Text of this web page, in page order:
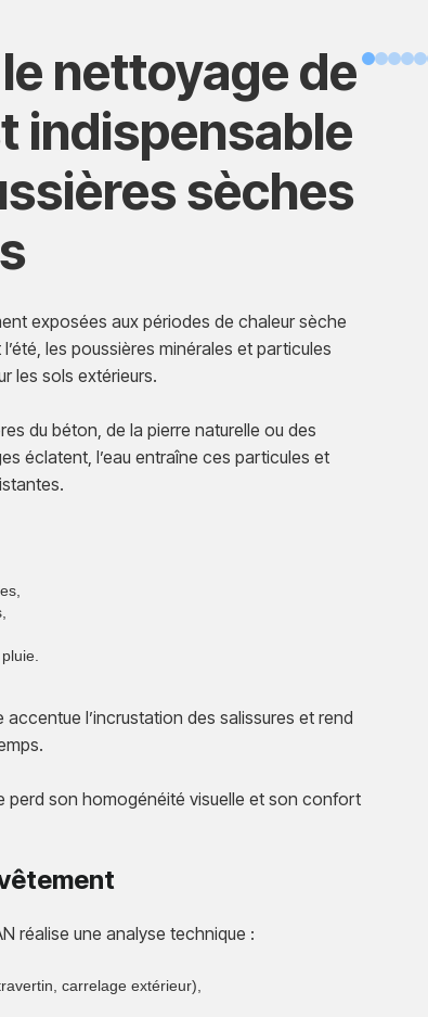
Avant
nettoyage de
indispensable
sèches
exposées aux périodes de chaleur sèche
les poussières minérales et particules
les sols extérieurs.
du béton, de la pierre naturelle ou des
éclatent, l’eau entraîne ces particules et
l’incrustation des salissures et rend
perd son homogénéité visuelle et son confort
réalise une analyse technique :
carrelage extérieur),